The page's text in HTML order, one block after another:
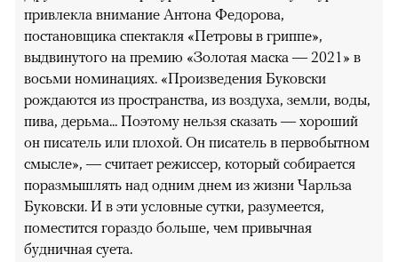
привлекла внимание Антона Федорова,
постановщика спектакля «Петровы в гриппе»,
выдвинутого на премию «Золотая маска — 2021» в
восьми номинациях. «Произведения Буковски
рождаются из пространства, из воздуха, земли, воды,
пива, дерьма... Поэтому нельзя сказать — хороший
он писатель или плохой. Он писатель в первобытном
смысле», — считает режиссер, который собирается
поразмышлять над одним днем из жизни Чарльза
Буковски. И в эти условные сутки, разумеется,
поместится гораздо больше, чем привычная
будничная суета.